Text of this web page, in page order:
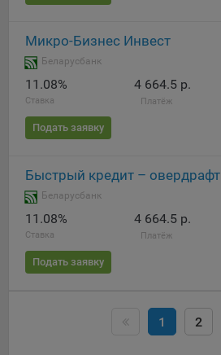
Микро-Бизнес Инвест
Беларусбанк
11.08%
Ставка
4 664.5 р.
Платёж
Подать заявку
Быстрый кредит – овердрафт
Беларусбанк
11.08%
Ставка
4 664.5 р.
Платёж
Подать заявку
1 2